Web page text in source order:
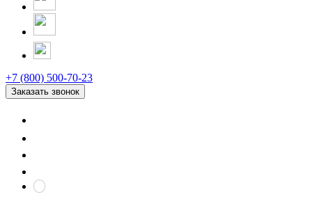
+7 (800) 500-70-23
Заказать звонок